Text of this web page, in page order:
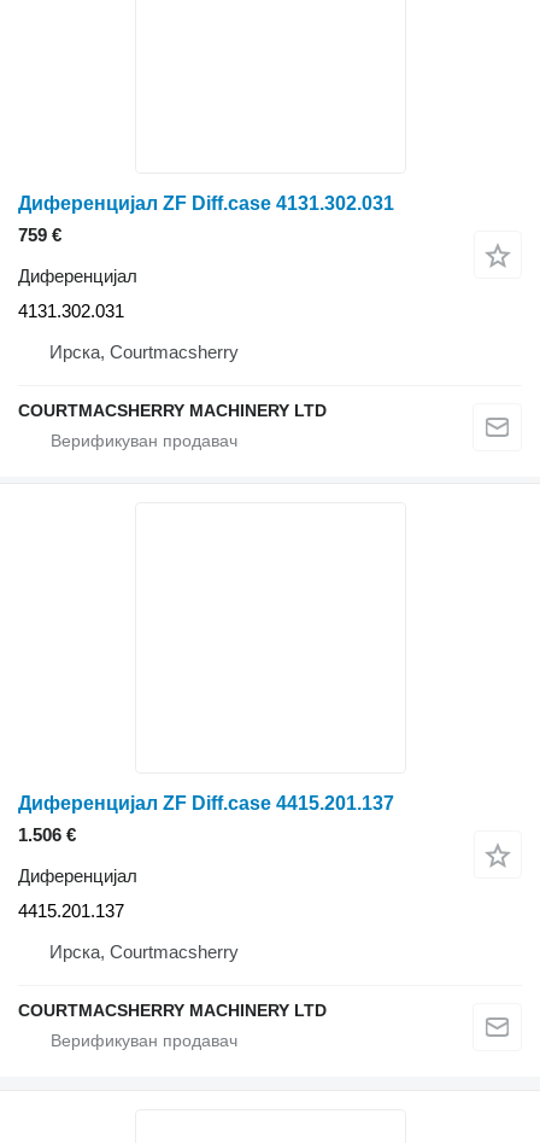
Диференцијал ZF Diff.case 4131.302.031
759 €
Диференцијал
4131.302.031
Ирска, Courtmacsherry
COURTMACSHERRY MACHINERY LTD
Диференцијал ZF Diff.case 4415.201.137
1.506 €
Диференцијал
4415.201.137
Ирска, Courtmacsherry
COURTMACSHERRY MACHINERY LTD